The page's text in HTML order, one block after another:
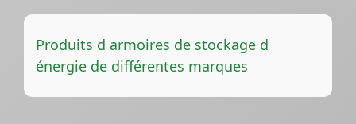
Produits d armoires de stockage d
énergie de différentes marques